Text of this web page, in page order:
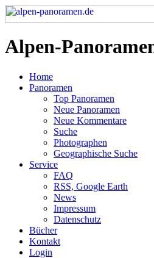
Alpen-
Home
Panoramen
Top Panoramen
Neue Panoramen
Neue Kommentare
Suche
Photographen
Geographische Suche
Service
FAQ
RSS, Google Earth
News
Impressum
Datenschutz
Bücher
Kontakt
Login